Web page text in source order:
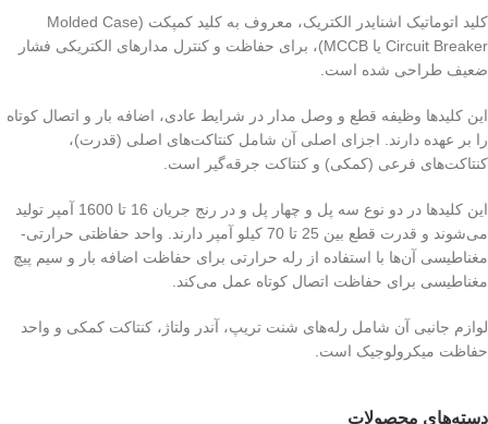
دسته‌های محصولات
کلید اتوماتیک اشنایدر الکتریک، معروف به کلید کمپکت (Molded Case
Circuit Breaker یا MCCB)، برای حفاظت و کنترل مدارهای الکتریکی فشار
ضعیف طراحی شده است.
این کلیدها وظیفه قطع و وصل مدار در شرایط عادی، اضافه بار و اتصال کوتاه
را بر عهده دارند. اجزای اصلی آن شامل کنتاکت‌های اصلی (قدرت)،
کنتاکت‌های فرعی (کمکی) و کنتاکت جرقه‌گیر است.
این کلیدها در دو نوع سه پل و چهار پل و در رنج جریان 16 تا 1600 آمپر تولید
می‌شوند و قدرت قطع بین 25 تا 70 کیلو آمپر دارند. واحد حفاظتی حرارتی-
مغناطیسی آن‌ها با استفاده از رله حرارتی برای حفاظت اضافه بار و سیم پیچ
مغناطیسی برای حفاظت اتصال کوتاه عمل می‌کند.
لوازم جانبی آن شامل رله‌های شنت تریپ، آندر ولتاژ، کنتاکت کمکی و واحد
حفاظت میکرولوجیک است.